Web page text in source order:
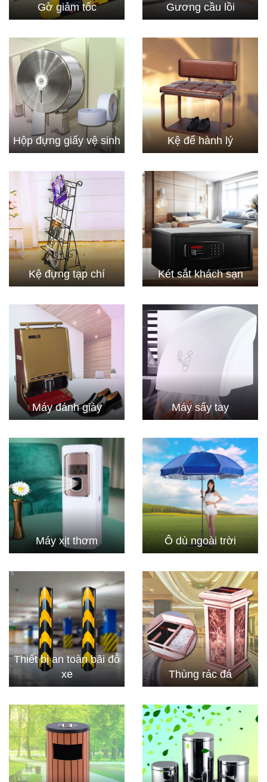
Gờ giảm tốc Gương cầu lồi
Hộp đựng giấy vệ sinh Kệ để hành lý
Kệ đựng tạp chí Két sắt khách sạn
Máy đánh giày Máy sấy tay
Máy xịt thơm Ô dù ngoài trời
Thiết bị an toàn bãi đỗ
xe
Thùng rác đá